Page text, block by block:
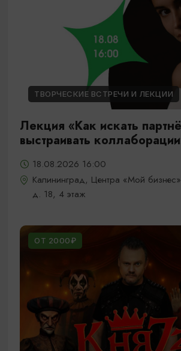
ТВОРЧЕСКИЕ ВСТРЕЧИ И ЛЕКЦИИ
Лекция «Как искать
выстраивать
18.08.2026 16:00
Калининград, Центра «Мой
д. 18, 4 этаж
ОТ 2000₽